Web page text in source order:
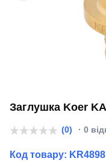
Заглушка Koer
(0) · 0
Код товару: KR4898